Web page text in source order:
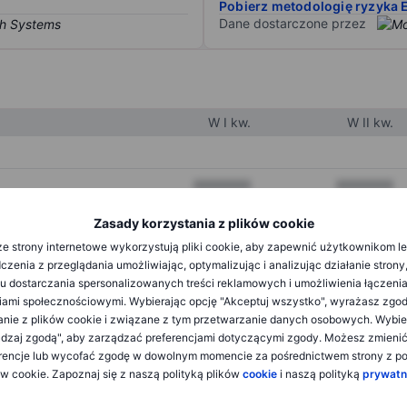
Zasady korzystania z plików cookie
strony internetowe wykorzystują pliki cookie, aby zapewnić użytkownikom
z przeglądania umożliwiając, optymalizując i analizując działanie
dostarczania spersonalizowanych treści reklamowych i umożliwienia
społecznościowymi. Wybierając opcję "Akceptuj wszystko", wyrażasz
z plików cookie i związane z tym przetwarzanie danych osobowych.
zgodą", aby zarządzać preferencjami dotyczącymi zgody. Możesz
lub wycofać zgodę w dowolnym momencie za pośrednictwem strony z
cookie. Zapoznaj się z naszą polityką plików cookie i naszą polityką
Pobierz metodologię ryzyka
Dane dostarczone przez
W I kw. W II kw.
XXXXXXX XXXXXXX
XXXXXXX
XXXXXXX XXXXXXX
XXXXXXX XXXXXXX
XXXXXXX